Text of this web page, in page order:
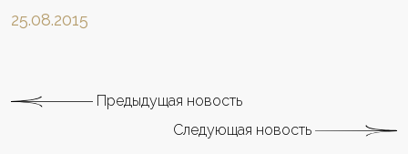
25.08.2015
Предыдущая новость
Следующая новость